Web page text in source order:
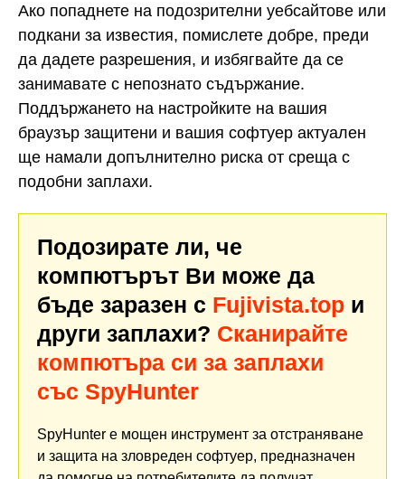
Ако попаднете на подозрителни уебсайтове или
подкани за известия, помислете добре, преди
да дадете разрешения, и избягвайте да се
занимавате с непознато съдържание.
Поддържането на настройките на вашия
браузър защитени и вашия софтуер актуален
ще намали допълнително риска от среща с
подобни заплахи.
Подозирате ли, че
компютърът Ви може да
бъде заразен с Fujivista.top и
други заплахи? Сканирайте
компютъра си за заплахи
със SpyHunter
SpyHunter е мощен инструмент за отстраняване
и защита на зловреден софтуер, предназначен